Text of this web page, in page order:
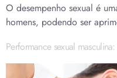
O desempenho sexual é
homens, podendo ser
Performance sexual